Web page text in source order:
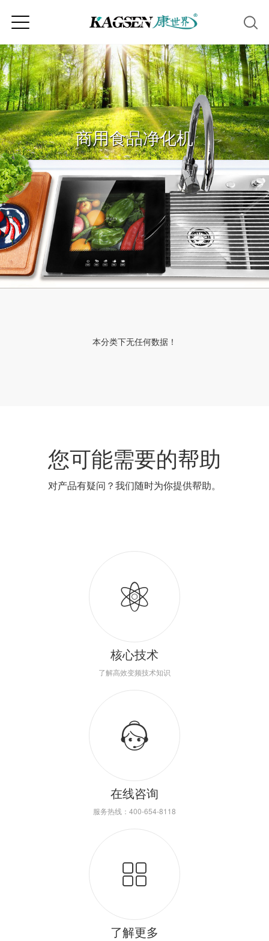
商用食品净化机
本分类下无任何数据！
您可能需要的帮助
对产品有疑问？我们随时为你提供帮助。
核心技术
了解高效变频技术知识
在线咨询
服务热线：400-654-8118
了解更多